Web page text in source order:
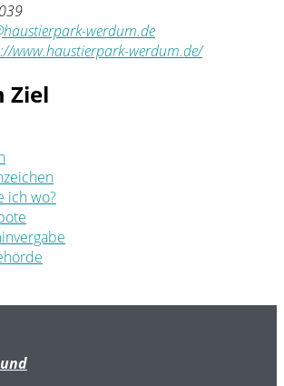
werdum.de
www.haustierpark-werdum.de/
Ziel
ich wo?